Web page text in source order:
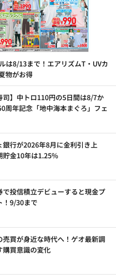
は8/13まで！エアリズムT・UVカ
物がお得
司】中トロ110円の5日間は8/7か
周年記念「地中海本まぐろ」フェ
銀行が2026年8月に金利引き上
貯金10年は1.25%
で投信積立デビューすると現金プ
！9/30まで
売買が身近な時代へ！ゲオ最新調
購買意識の変化